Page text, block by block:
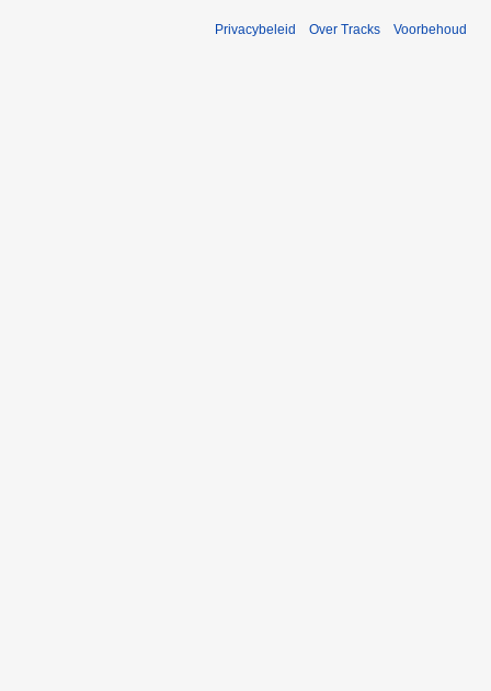
Privacybeleid Over Tracks Voorbehoud